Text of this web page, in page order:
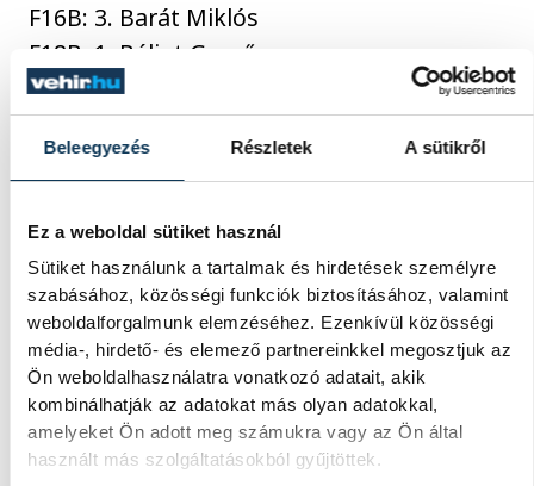
Beleegyezés Részletek A sütikről
Ez a weboldal sütiket használ
Sütiket használunk a tartalmak és hirdetések személyre
szabásához, közösségi funkciók biztosításához, valamint
weboldalforgalmunk elemzéséhez. Ezenkívül közösségi
média-, hirdető- és elemező partnereinkkel megosztjuk az
Ön weboldalhasználatra vonatkozó adatait, akik
kombinálhatják az adatokat más olyan adatokkal,
amelyeket Ön adott meg számukra vagy az Ön által
használt más szolgáltatásokból gyűjtöttek.
F16B: 3. Barát Miklós
F18B: 1. Bálint Gergő
F21B: 2. Bálint Ádám, 3. Vajda Balázs
N12C: 1. Barát Jázmin, 3. Kovács Borbála
N16B: 3. Engi Lilien
Panka
N21B: 1. Mérő Dominika, 2. Lantai Boróka, 3.
Varsányi Kinga
N60B: 2. dr. Nagy Zsuzsanna
sport
tájfutás